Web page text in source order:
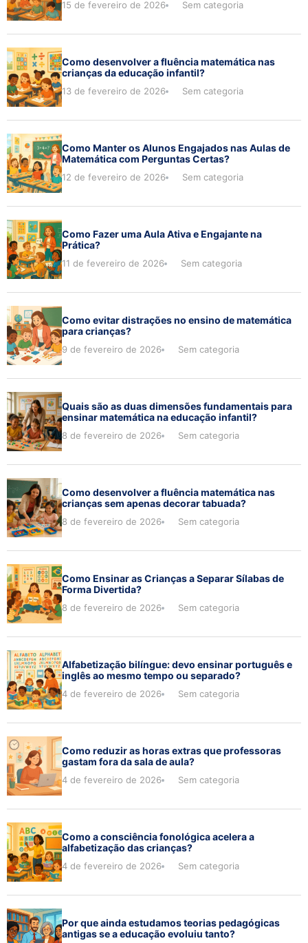
15 de fevereiro de 2026 Sem categoria
Como desenvolver a fluência matemática nas
crianças da educação infantil?
13 de fevereiro de 2026 Sem categoria
Como Manter os Alunos Engajados nas Aulas de
Matemática com Perguntas Certas?
12 de fevereiro de 2026 Sem categoria
Como Fazer uma Aula Ativa e Engajante na
Prática?
11 de fevereiro de 2026 Sem categoria
Como evitar distrações no ensino de matemática
para crianças?
9 de fevereiro de 2026 Sem categoria
Quais são as duas dimensões fundamentais para
ensinar matemática na educação infantil?
8 de fevereiro de 2026 Sem categoria
Como desenvolver a fluência matemática nas
crianças sem apenas decorar tabuada?
8 de fevereiro de 2026 Sem categoria
Como Ensinar as Crianças a Separar Sílabas de
Forma Divertida?
8 de fevereiro de 2026 Sem categoria
Alfabetização bilíngue: devo ensinar português e
inglês ao mesmo tempo ou separado?
4 de fevereiro de 2026 Sem categoria
Como reduzir as horas extras que professoras
gastam fora da sala de aula?
4 de fevereiro de 2026 Sem categoria
Como a consciência fonológica acelera a
alfabetização das crianças?
4 de fevereiro de 2026 Sem categoria
Por que ainda estudamos teorias pedagógicas
antigas se a educação evoluiu tanto?